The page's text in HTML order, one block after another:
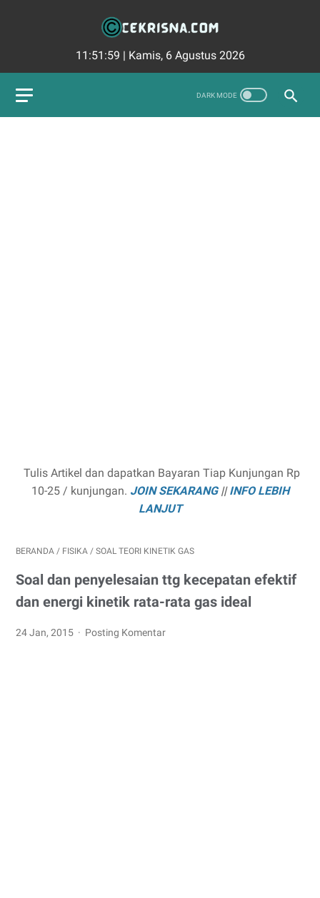
11:52:0| Kamis, 6 Agustus 2026
Tulis Artikel dan dapatkan Bayaran Tiap Kunjungan Rp
10-25 / kunjungan. JOIN SEKARANG||INFO LEBIH
LANJUT
BERANDA / FISIKA / SOAL TEORI KINETIK GAS
Soal dan penyelesaian ttg kecepatan efektif
dan energi kinetik rata-rata gas ideal
24 Jan, 2015 Posting Komentar